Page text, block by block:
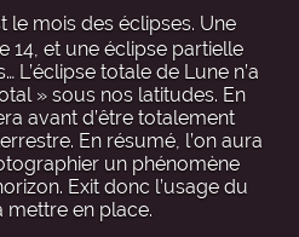
le mois des éclipses. Une
14, et une éclipse partielle
L’éclipse totale de Lune n’a
» sous nos latitudes. En
avant d’être totalement
En résumé, l’on aura
un phénomène
Exit donc l’usage du
en place.